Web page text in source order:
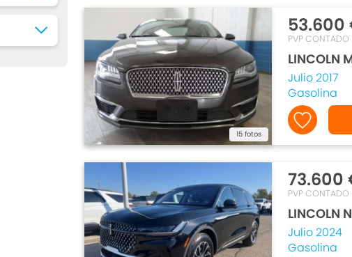
15 fotos
53.600
PVP CONTADO
LINCOLN
Julio 2017
Gasolina
73.600
PVP CONTADO
LINCOLN
Julio 2024
Gasolina